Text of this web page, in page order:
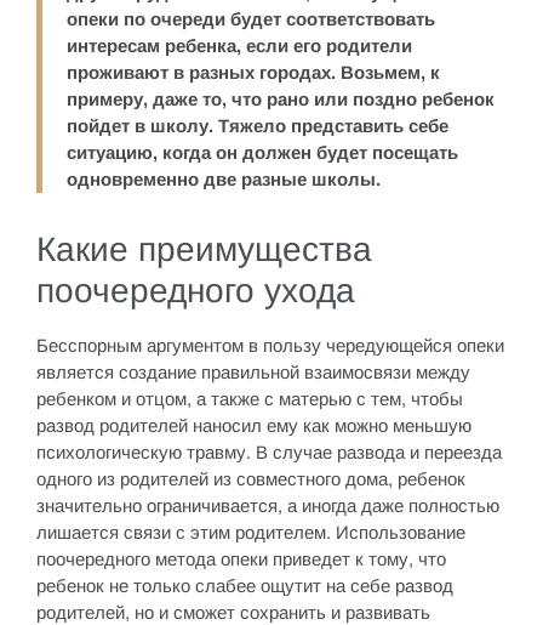
опеки по очереди будет соответствовать
интересам ребенка, если его родители
проживают в разных городах. Возьмем, к
примеру, даже то, что рано или поздно ребенок
пойдет в школу. Тяжело представить себе
ситуацию, когда он должен будет посещать
одновременно две разные школы.
Какие преимущества
поочередного ухода
Бесспорным аргументом в пользу чередующейся опеки
является создание правильной взаимосвязи между
ребенком и отцом, а также с матерью с тем, чтобы
развод родителей наносил ему как можно меньшую
психологическую травму. В случае развода и переезда
одного из родителей из совместного дома, ребенок
значительно ограничивается, а иногда даже полностью
лишается связи с этим родителем. Использование
поочередного метода опеки приведет к тому, что
ребенок не только слабее ощутит на себе развод
родителей, но и сможет сохранить и развивать